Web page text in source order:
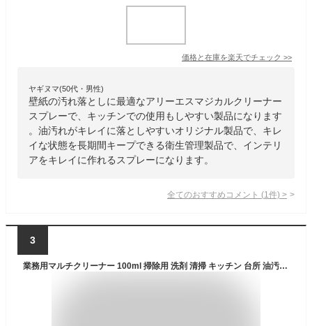
価格と在庫を楽天でチェック >>
ヤギヌマ(50代・男性)
壁紙の汚れ落としに最適なアリーエスマジカルクリーナー
スプレーで、キッチンでの使用もしやすい製品になります
。油汚れがキレイに落としやすいオリジナル製品で、キレ
イな状態を長期間キープできる衛生管理製品で、インテリ
アをキレイに作れるスプレーになります。
全てのおすすめコメント (1 件) >
3
業務用マルチクリーナー 100ml 掃除用 洗剤 清掃 キッチン 台所 油汚れ カーペット ソファ テーブル 車内 洗車 外壁清掃 革製品 壁紙 腕時計 テレビ 窓ガラス パソコン PC 畳 白木 タイル 除菌 オーブ・テック スーパーブラストオフ